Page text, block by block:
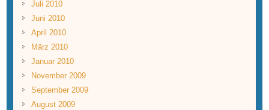
Juli 2010
Juni 2010
April 2010
März 2010
Januar 2010
November 2009
September 2009
August 2009